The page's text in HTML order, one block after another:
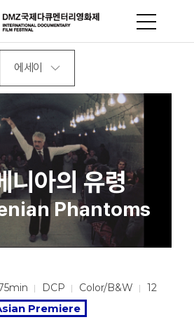
에세이
니아의 유령
Phantoms
DCP Color/B&W 12
Premiere